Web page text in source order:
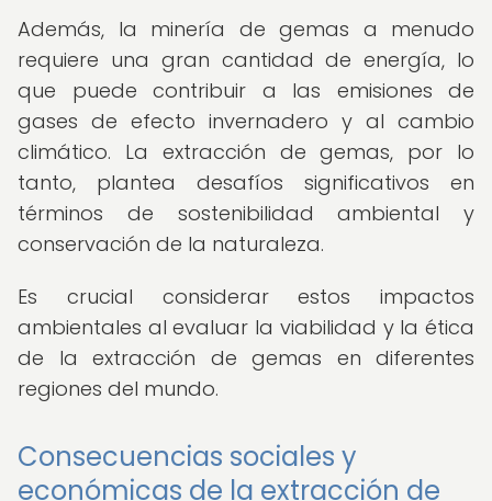
Además, la minería de gemas a menudo
requiere una gran cantidad de energía, lo
que puede contribuir a las emisiones de
gases de efecto invernadero y al cambio
climático. La extracción de gemas, por lo
tanto, plantea desafíos significativos en
términos de sostenibilidad ambiental y
conservación de la naturaleza.
Es crucial considerar estos impactos
ambientales al evaluar la viabilidad y la ética
de la extracción de gemas en diferentes
regiones del mundo.
Consecuencias sociales y
económicas de la extracción de